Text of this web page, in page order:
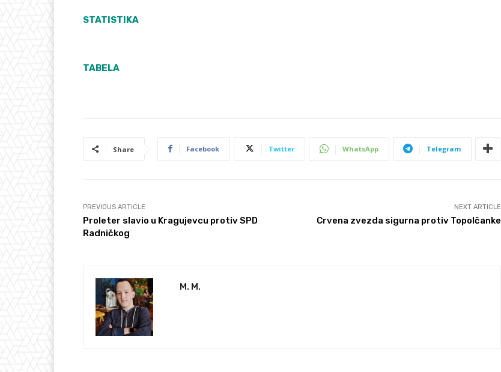
STATISTIKA
TABELA
Share Facebook Twitter WhatsApp Telegram
PREVIOUS ARTICLE
Proleter slavio u Kragujevcu protiv SPD
Radničkog
NEXT ARTICLE
Crvena zvezda sigurna protiv Topolčanke
M. M.